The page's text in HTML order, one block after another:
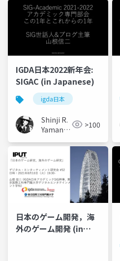
IGDA日本2022新年会:
SIGAC (in Japanese)
igda日本
Shinji R.
Yamane
>100
日本のゲーム開発，海
外のゲーム開発 (in